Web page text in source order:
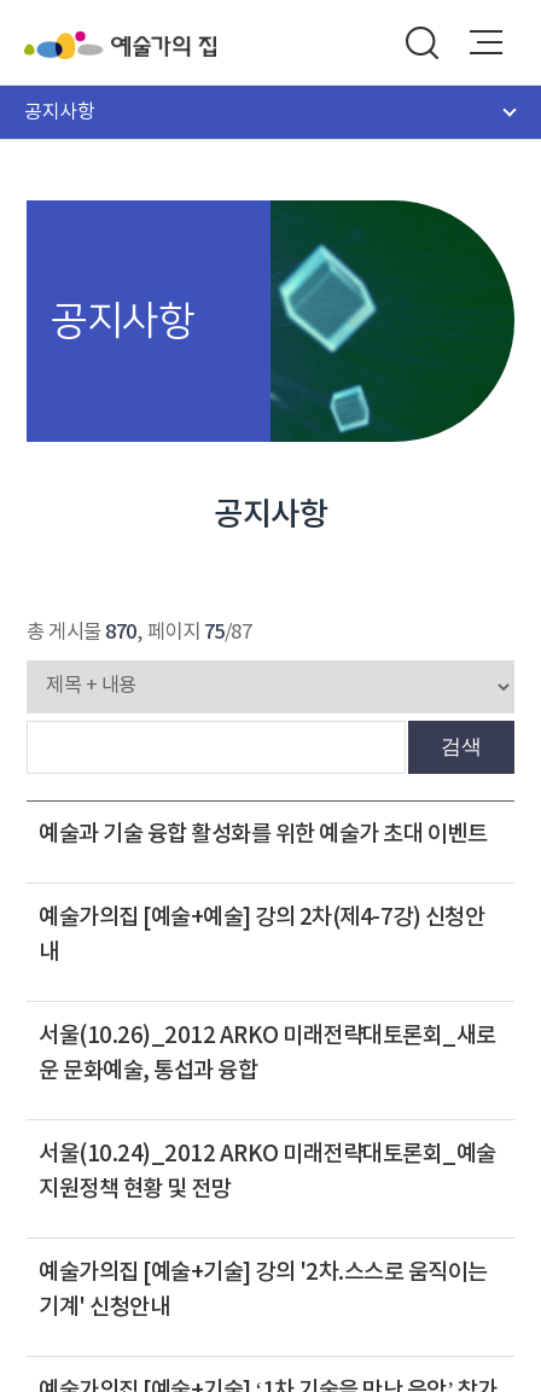
공지사항
공지사항
공지사항
총 게시물 870, 페이지 75/87
검색
예술과 기술 융합 활성화를 위한 예술가 초대 이벤트
예술가의집 [예술+예술] 강의 2차(제4-7강) 신청안
내
서울(10.26)_2012 ARKO 미래전략대토론회_새로
운 문화예술, 통섭과 융합
서울(10.24)_2012 ARKO 미래전략대토론회_예술
지원정책 현황 및 전망
예술가의집 [예술+기술] 강의 '2차.스스로 움직이는
기계' 신청안내